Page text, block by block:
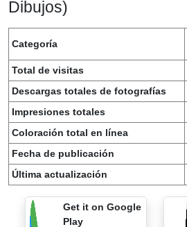
Dibujos)
Categoría
Total de visitas
Descargas totales de fotografías
Impresiones totales
Coloración total en línea
Fecha de publicación
Última actualización
Get it on Google
Play